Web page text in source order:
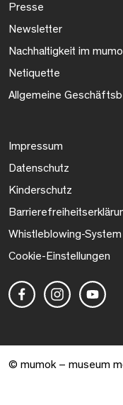
Presse
Newsletter
Nachhaltigkeit im
Netiquette
Allgemeine
Impressum
Datenschutz
Kinderschutz
Whistleblowing-System
Cookie-Einstellungen
© mumok – museum